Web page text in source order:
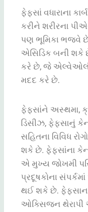
ફેફસાં વધારાના
કરીને શરીરના
પણ ભૂમિકા ભજવે
એસિડિક બની શકે
કરે છે, જે
મદદ કરે છે.
ફેફસાંને અસ્થમા,
ડિસીઝ, ફેફસાનું
સહિતના વિવિધ રોગો
શકે છે. ફેફસાંના
એ મુખ્ય જોખમી
પ્રદૂષકોના સંપર્કમાં
થઈ શકે છે.
ઓક્સિજન થેરાપી